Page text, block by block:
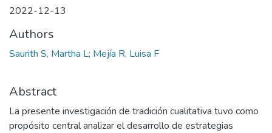
2022-12-13
Authors
Saurith S, Martha L; Mejía R, Luisa F
Abstract
La presente investigación de tradición cualitativa tuvo como
propósito central analizar el desarrollo de estrategias